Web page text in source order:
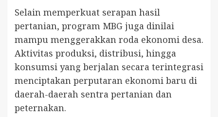
Selain memperkuat serapan hasil
pertanian, program MBG juga dinilai
mampu menggerakkan roda ekonomi desa.
Aktivitas produksi, distribusi, hingga
konsumsi yang berjalan secara terintegrasi
menciptakan perputaran ekonomi baru di
daerah-daerah sentra pertanian dan
peternakan.